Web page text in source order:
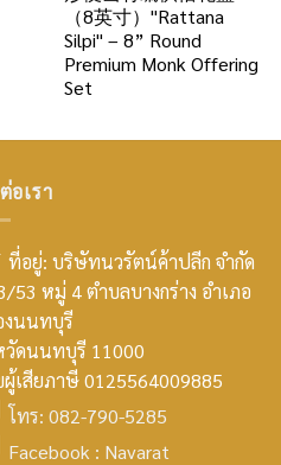
（8英寸）"Rattana
Silpi" – 8” Round
Premium Monk Offering
Set
อเรา
smt2
home
icon
ที่อยู่: บริษัทนวรัตน์ค้าปลีก จำกัด
53 หมู่ 4 ตำบลบางกร่าง อำเภอ
งนนทบุรี
วัดนนทบุรี 11000
ผู้เสียภาษี 0125564009885
facebook
โทร: 082-790-5285
Facebook : Navarat